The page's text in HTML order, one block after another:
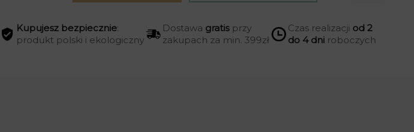
Kupujesz bezpiecznie:
produkt polski i ekologiczny
Dostawa gratisprzy
zakupach za min. 399zł
Czas realizacji od 2
do 4 dni roboczych